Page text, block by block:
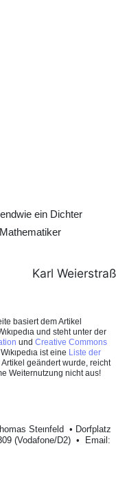
ein Dichter
Karl Weierstraß
basiert dem Artikel
und stеht unter der
und Crеative Commons
ist eine Listе dеr
geändert wurde, reicht
Weiternutzung nicht aus!
Stеιnfеld • Dοrfplatz
(Vodafone/D2) • Email: